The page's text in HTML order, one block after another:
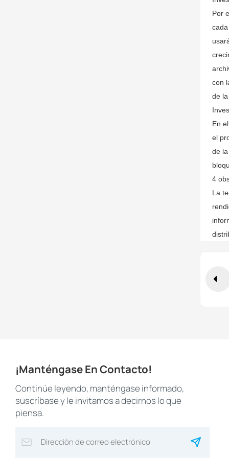
Por
con
de
En
el
de
4
La
¡Manténgase En Contacto!
Continúe leyendo, manténgase informado,
suscríbase y le invitamos a decirnos lo que
piensa.